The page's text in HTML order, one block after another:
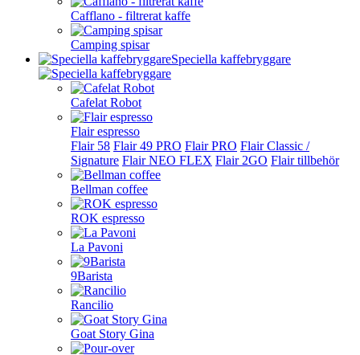
Cafflano - filtrerat kaffe
Camping spisar
Speciella kaffebryggare
Cafelat Robot
Flair espresso
Flair 58 Flair 49 PRO Flair PRO Flair Classic /
Signature Flair NEO FLEX Flair 2GO Flair tillbehör
Bellman coffee
ROK espresso
La Pavoni
9Barista
Rancilio
Goat Story Gina